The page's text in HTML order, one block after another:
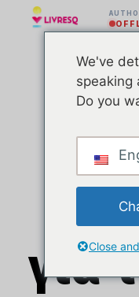
για
We've
speaking
Do you
Close